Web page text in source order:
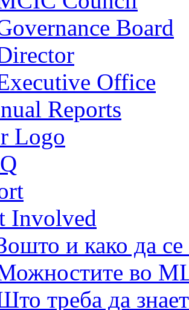
Board
Office
Reports
Logo
Involved
и како да
во
треба да